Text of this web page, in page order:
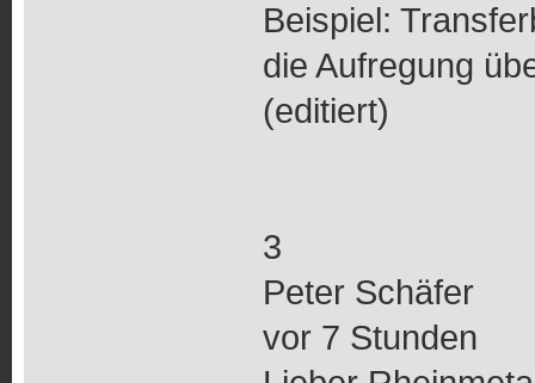
Beispiel:
die Aufregung
(editiert)
3
Peter Schäfer
vor 7 Stunden